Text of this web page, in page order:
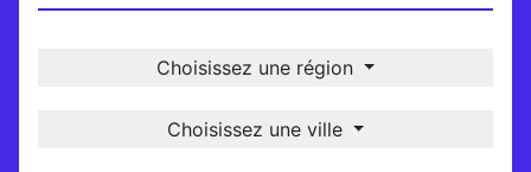
Choisissez une région
Choisissez une ville